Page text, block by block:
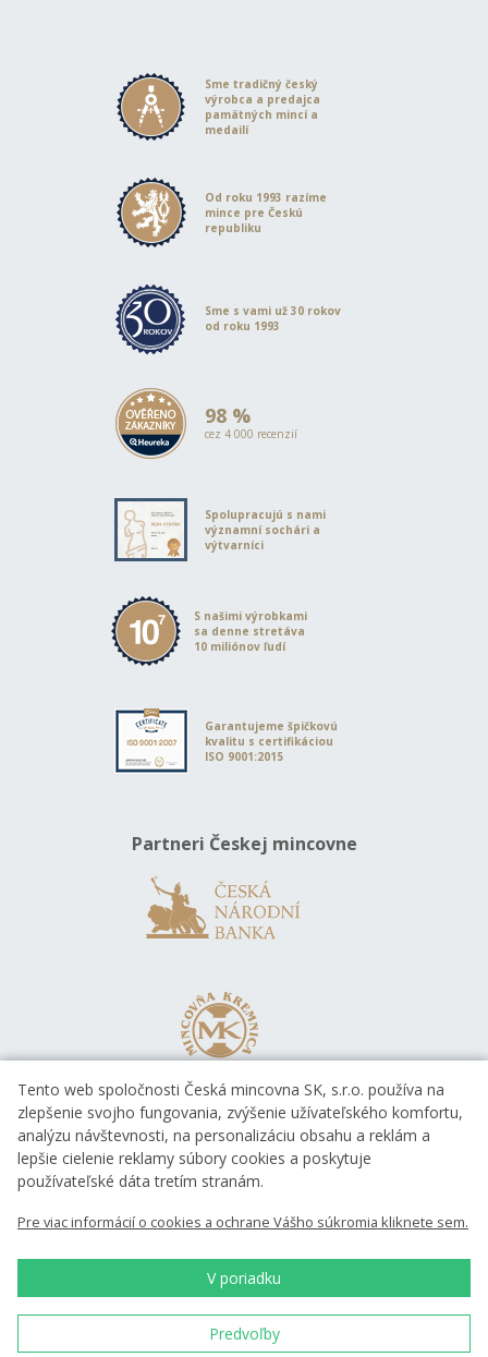
Sme tradičný český
výrobca a predajca
pamätných mincí a
medailí
Od roku 1993 razíme
mince pre Českú
republiku
Sme s vami už 30 rokov
od roku 1993
98 %
cez 4 000 recenzií
Spolupracujú s nami
významní sochári a
výtvarníci
S našimi výrobkami
sa denne stretáva
10 miliónov ľudí
Garantujeme špičkovú
kvalitu s certifikáciou
ISO 9001:2015
Partneri Českej mincovne
Tento web spoločnosti Česká mincovna SK, s.r.o. používa na
zlepšenie svojho fungovania, zvýšenie užívateľského komfortu,
analýzu návštevnosti, na personalizáciu obsahu a reklám a
lepšie cielenie reklamy súbory cookies a poskytuje
používateľské dáta tretím stranám.
Pre viac informácií o cookies a ochrane Vášho súkromia kliknete sem.
V poriadku
Predvoľby